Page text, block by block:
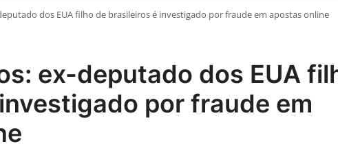
dos EUA filho de brasileiros é investigado por fraude em apostas online
ex-deputado dos EUA
por fraude em